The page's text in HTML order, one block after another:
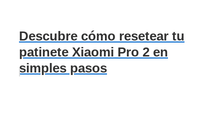
Descubre cómo resetear tu
patinete Xiaomi Pro 2 en
simples pasos